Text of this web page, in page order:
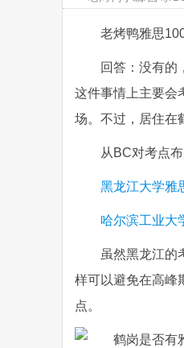
老烤鸭雅思
回答：没有的
这件事情上主要会
场。不过，居住在
从BC对考点
黑龙江大学雅
哈尔滨工业大
虽然黑龙江的
样可以避免在高峰
点。